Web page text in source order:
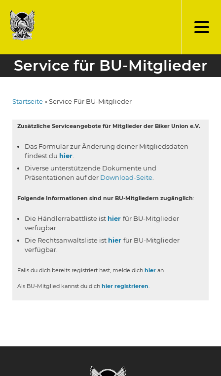
zum
Inhalt
Service für BU-Mitglieder
Startseite Service Für BU-Mitglieder
Zusätzliche Serviceangebote für Mitglieder der Biker Union e.V.
Das Formular zur Änderung deiner Mitgliedsdaten
findest du hier
Diverse unterstützende Dokumente und
Präsentationen auf der Download-Seite
Folgende Informationen sind nur BU-Mitgliedern zugänglich:
Die Händlerrabattliste ist hier für BU-Mitglieder
verfügbar.
Die Rechtsanwaltsliste ist hier für BU-Mitglieder
verfügbar.
Falls du dich bereits registriert hast, melde dich hier an.
Als BU-Mitglied kannst du dich hier registrieren